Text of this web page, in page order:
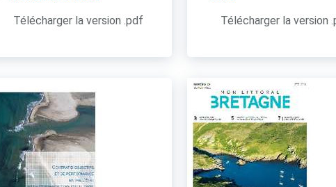
Télécharger la version .pdf Télécharger la version